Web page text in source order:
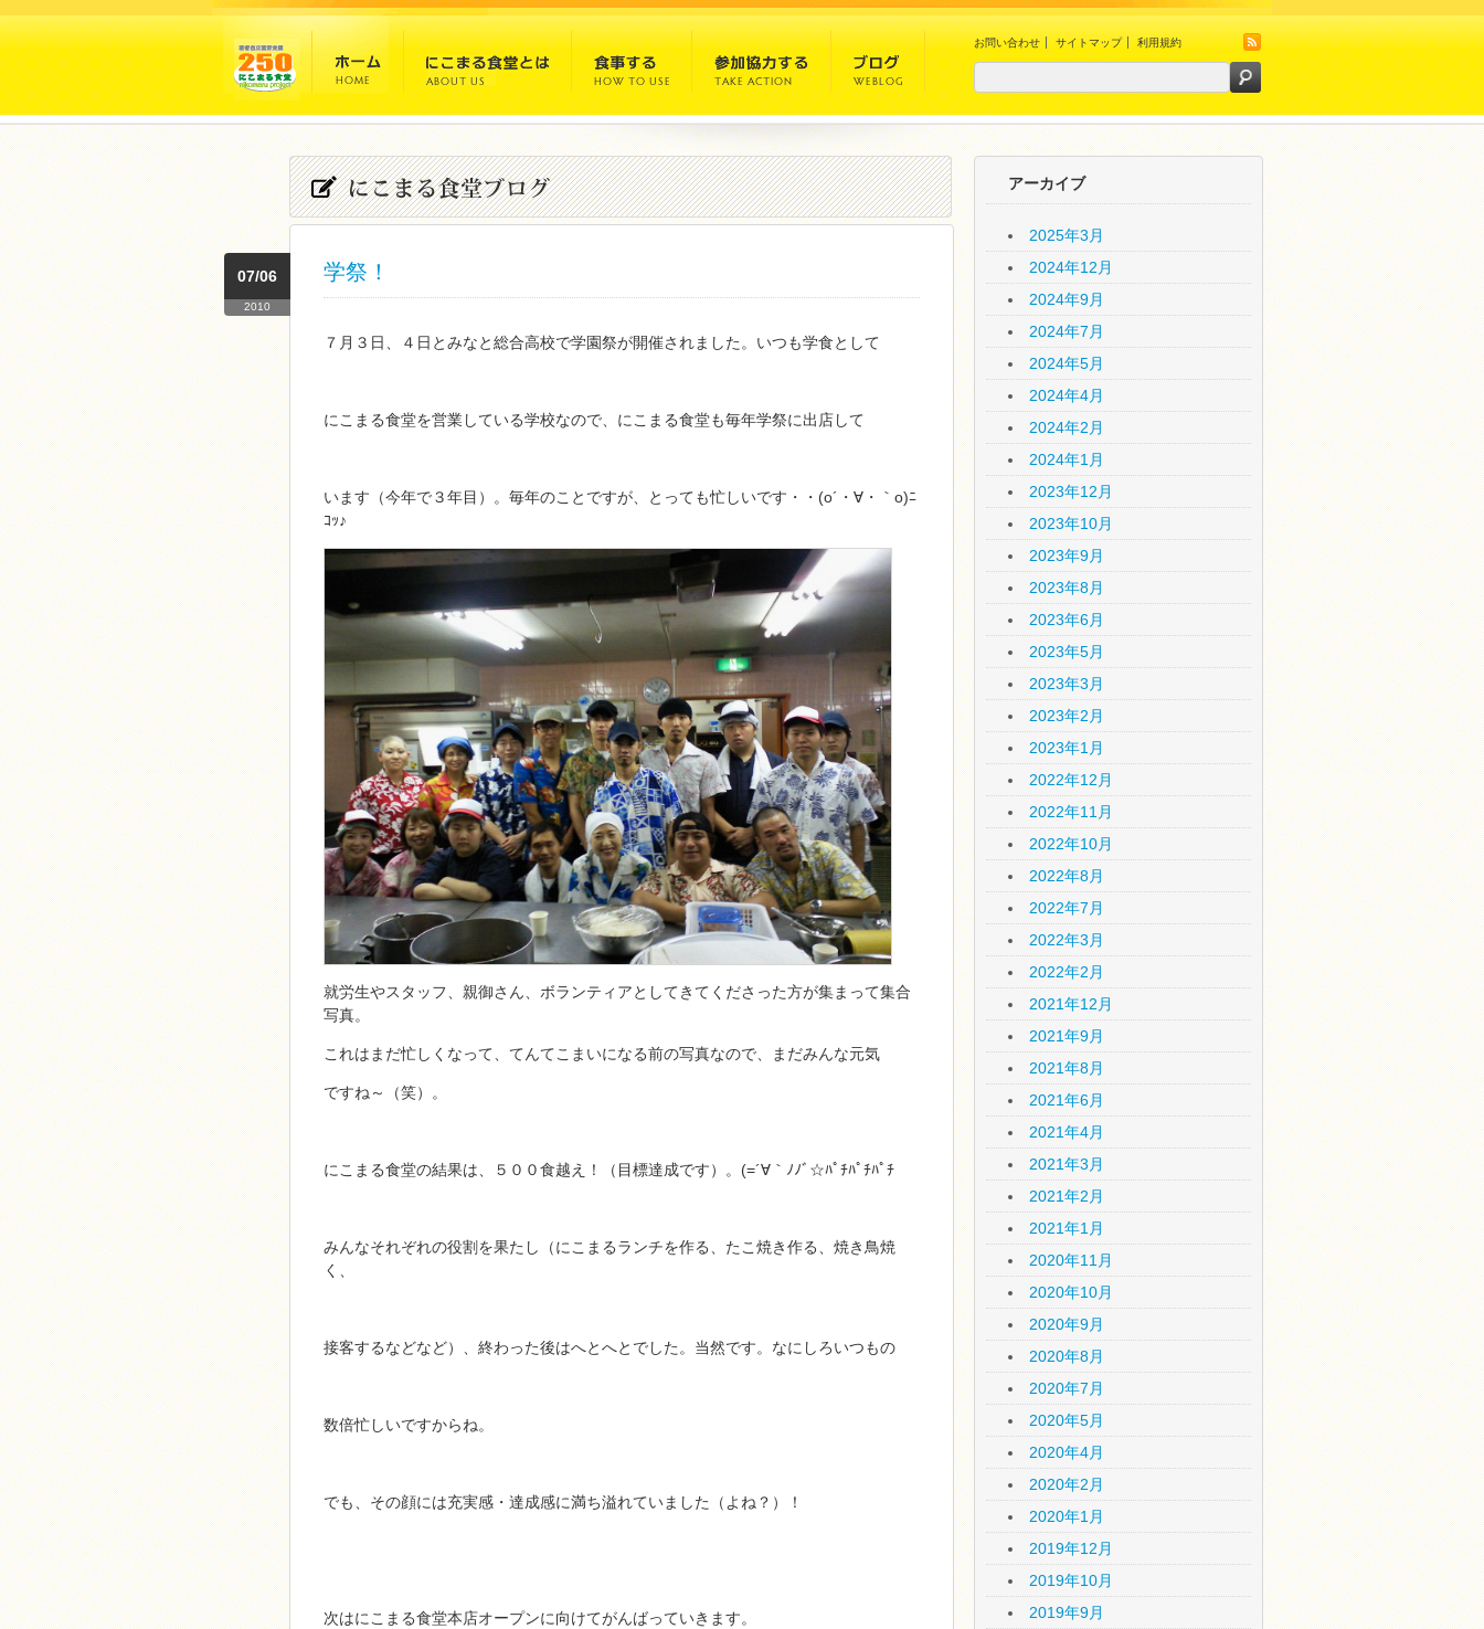
お問い合わせ サイトマップ 利用規約
学祭！
07/06
2010
７月３日、４日とみなと総合高校で学園祭が開催されました。いつも学食として
にこまる食堂を営業している学校なので、にこまる食堂も毎年学祭に出店して
います（今年で３年目）。毎年のことですが、とっても忙しいです・・(o´・∀・｀o)ﾆ
ｺｯ♪
就労生やスタッフ、親御さん、ボランティアとしてきてくださった方が集まって集合
写真。
これはまだ忙しくなって、てんてこまいになる前の写真なので、まだみんな元気
ですね～（笑）。
にこまる食堂の結果は、５００食越え！（目標達成です）。(=´∀｀ﾉﾉﾞ☆ﾊﾟﾁﾊﾟﾁﾊﾟﾁ
みんなそれぞれの役割を果たし（にこまるランチを作る、たこ焼き作る、焼き鳥焼
く、
接客するなどなど）、終わった後はへとへとでした。当然です。なにしろいつもの
数倍忙しいですからね。
でも、その顔には充実感・達成感に満ち溢れていました（よね？）！
次はにこまる食堂本店オープンに向けてがんばっていきます。
アーカイブ
2025年3月
2024年12月
2024年9月
2024年7月
2024年5月
2024年4月
2024年2月
2024年1月
2023年12月
2023年10月
2023年9月
2023年8月
2023年6月
2023年5月
2023年3月
2023年2月
2023年1月
2022年12月
2022年11月
2022年10月
2022年8月
2022年7月
2022年3月
2022年2月
2021年12月
2021年9月
2021年8月
2021年6月
2021年4月
2021年3月
2021年2月
2021年1月
2020年11月
2020年10月
2020年9月
2020年8月
2020年7月
2020年5月
2020年4月
2020年2月
2020年1月
2019年12月
2019年10月
2019年9月